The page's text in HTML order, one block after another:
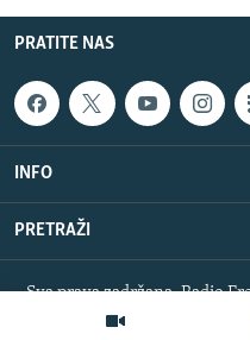
PRATITE NAS
INFO
PRETRAŽI
Sva prava zadržana. Radio
RFE/RL, Inc.